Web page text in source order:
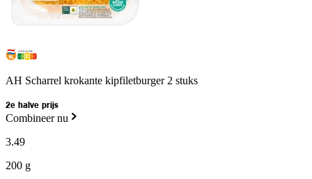
AH Scharrel krokante kipfiletburger 2 stuks
2e halve prijs
Combineer nu
3.49
200 g